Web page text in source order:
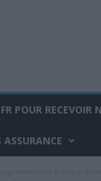
POUR RECEVOIR
ASSURANCE